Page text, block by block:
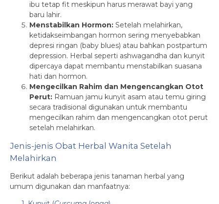
ibu tetap fit meskipun harus merawat bayi yang
baru lahir.
Menstabilkan Hormon: Setelah melahirkan,
ketidakseimbangan hormon sering menyebabkan
depresi ringan (baby blues) atau bahkan postpartum
depression. Herbal seperti ashwagandha dan kunyit
dipercaya dapat membantu menstabilkan suasana
hati dan hormon.
Mengecilkan Rahim dan Mengencangkan Otot
Perut: Ramuan jamu kunyit asam atau temu giring
secara tradisional digunakan untuk membantu
mengecilkan rahim dan mengencangkan otot perut
setelah melahirkan.
Jenis-jenis Obat Herbal Wanita Setelah
Melahirkan
Berikut adalah beberapa jenis tanaman herbal yang
umum digunakan dan manfaatnya: